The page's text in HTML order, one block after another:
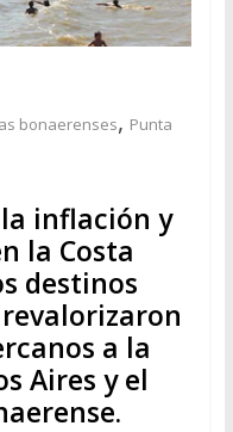
bonaerenses, Punta
inflación y
la Costa
destinos
a la
Aires y el